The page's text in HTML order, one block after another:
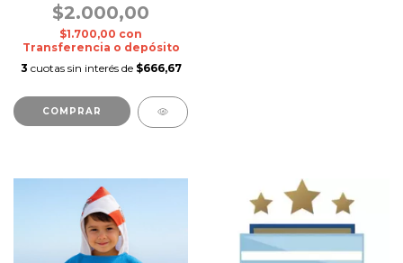
$2.000,00
$1.700,00 con
Transferencia o depósito
3 cuotas sin interés de $666,67